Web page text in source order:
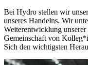
Bei Hydro stellen wir
unseres Handelns. Wir
Weiterentwicklung
Gemeinschaft von
Sich den wichtigsten